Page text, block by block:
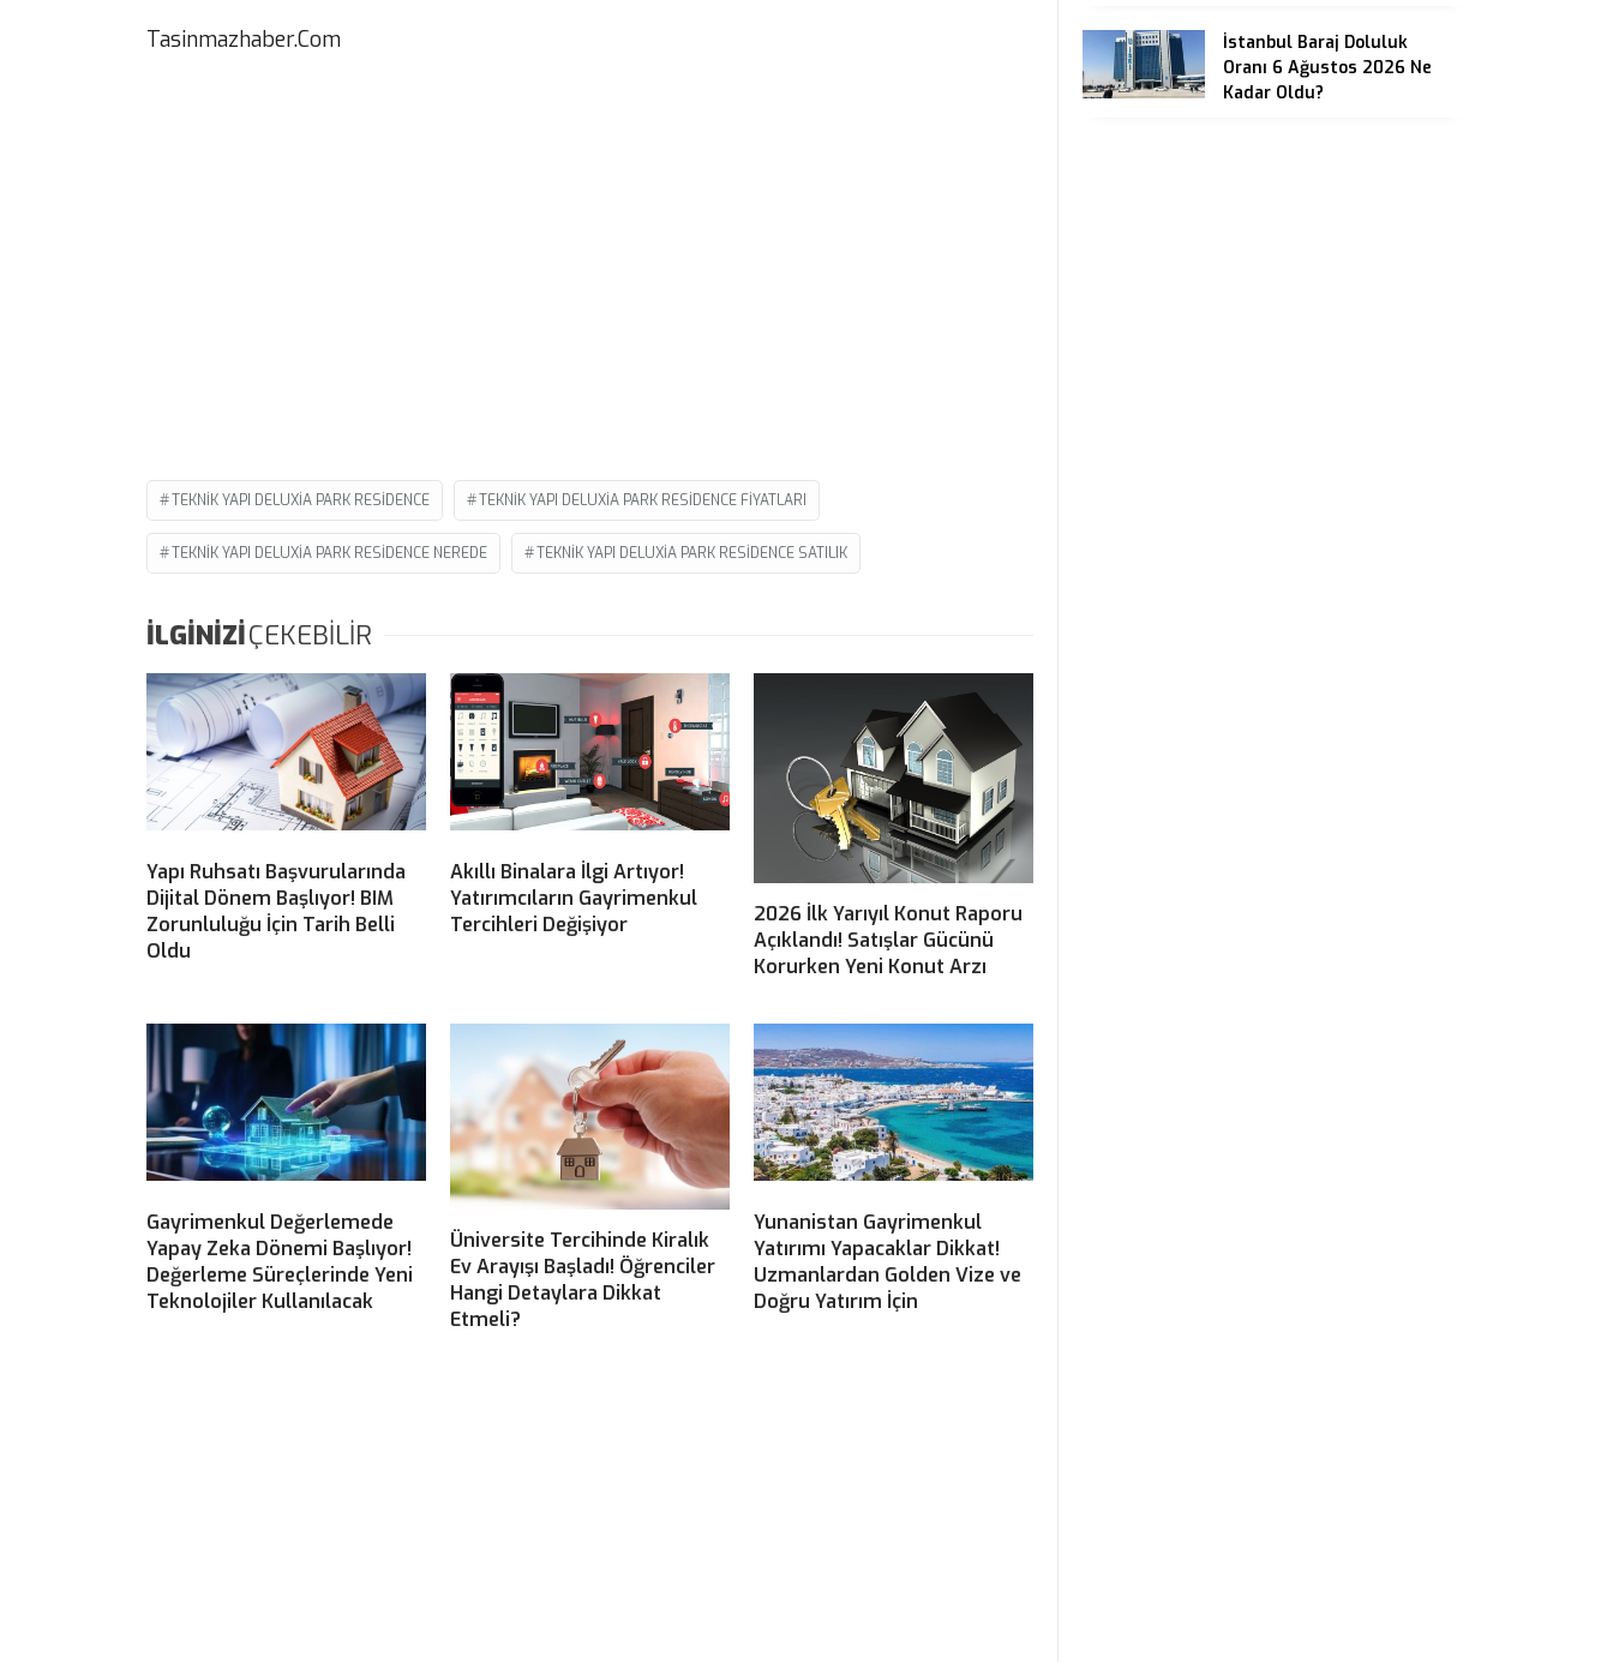
Tasinmazhaber.Com
TEKNIK YAPI DELUXIA PARK RESIDENCE TEKNIK YAPI DELUXIA PARK RESIDENCE FIYATLARI
TEKNIK YAPI DELUXIA PARK RESIDENCE NEREDE TEKNIK YAPI DELUXIA PARK RESIDENCE SATILIK
İLGİNİZİÇEKEBİLİR
Yapı Ruhsatı Başvurularında
Dijital Dönem Başlıyor! BIM
Zorunluluğu İçin Tarih Belli
Oldu
Akıllı Binalara İlgi Artıyor!
Yatırımcıların Gayrimenkul
Tercihleri Değişiyor
2026 İlk Yarıyıl Konut Raporu
Açıklandı! Satışlar Gücünü
Korurken Yeni Konut Arzı
Gayrimenkul Değerlemede
Yapay Zeka Dönemi Başlıyor!
Değerleme Süreçlerinde Yeni
Teknolojiler Kullanılacak
Üniversite Tercihinde Kiralık
Ev Arayışı Başladı! Öğrenciler
Hangi Detaylara Dikkat
Etmeli?
Yunanistan Gayrimenkul
Yatırımı Yapacaklar Dikkat!
Uzmanlardan Golden Vize ve
Doğru Yatırım İçin
İstanbul Baraj Doluluk
Oranı 6 Ağustos 2026 Ne
Kadar Oldu?